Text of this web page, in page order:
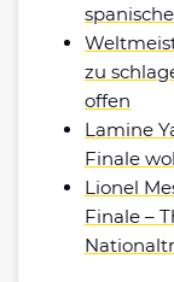
zu
offen
Lamine
Finale
Lionel
Finale –